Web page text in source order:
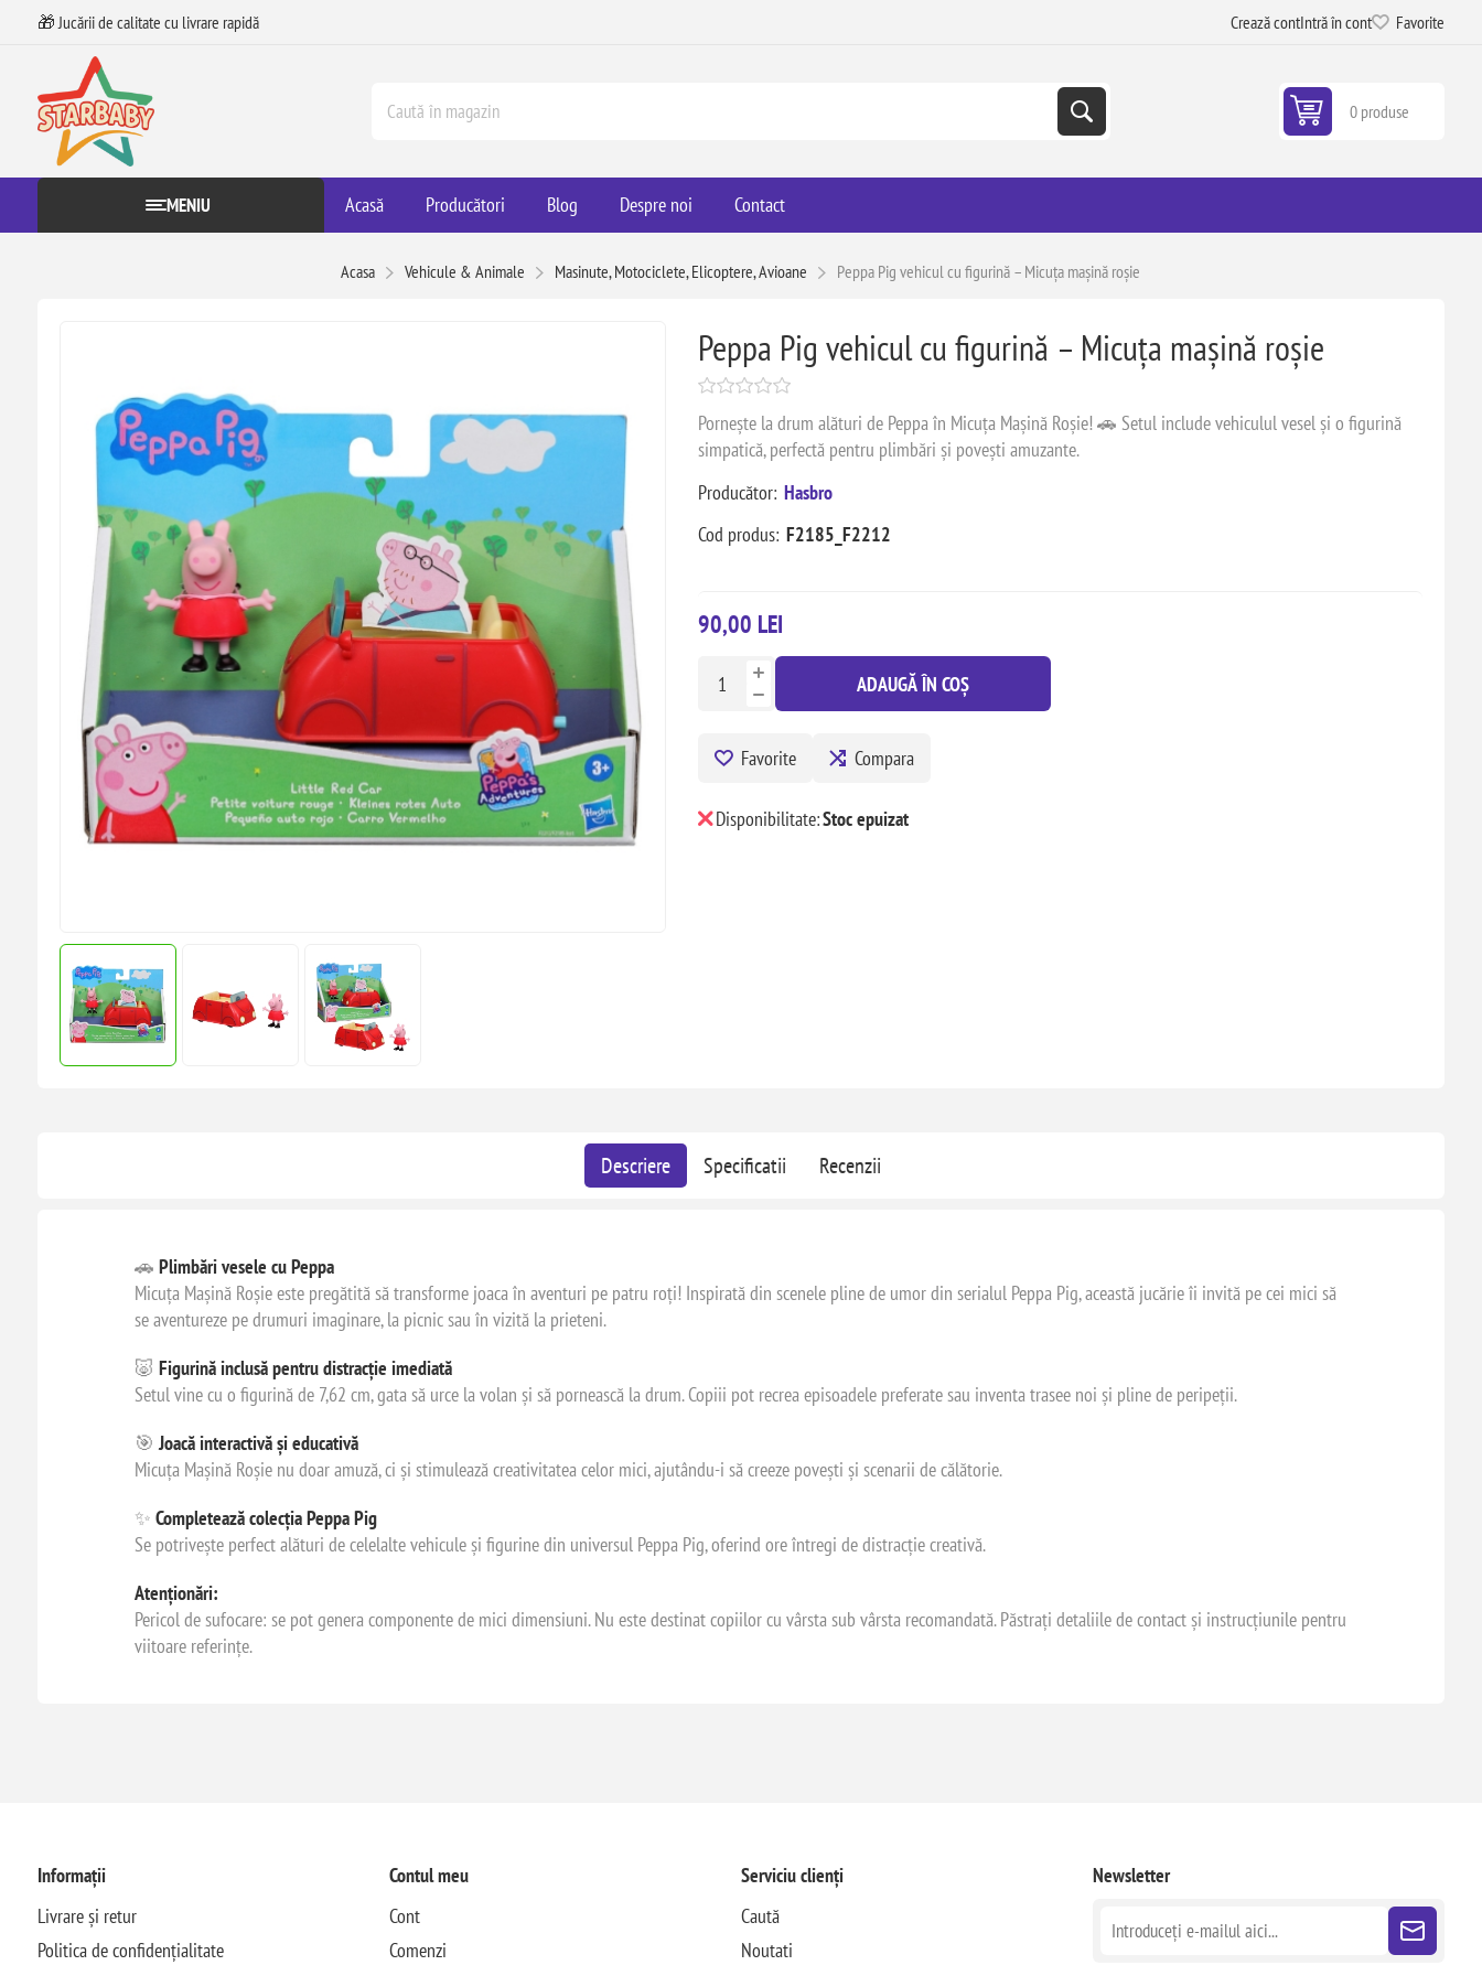
🎁 Jucării de calitate cu livrare rapidă Crează contIntră în cont Favorite
0 produse
MENIU Acasă Producători Blog Despre noi Contact
Acasa Vehicule & Animale Masinute, Motociclete, Elicoptere, Avioane Peppa Pig vehicul cu figurină – Micuța mașină roșie
Peppa Pig vehicul cu figurină – Micuța mașină roșie
Pornește la drum alături de Peppa în Micuța Mașină Roșie! 🚗 Setul include vehiculul vesel și o figurină
simpatică, perfectă pentru plimbări și povești amuzante.
Producător: Hasbro
Cod produs: F2185_F2212
90,00 LEI
ADAUGĂ ÎN COȘ
Favorite Compara
Disponibilitate:Stoc epuizat
Descriere Specificatii Recenzii
🚗 Plimbări vesele cu Peppa
Micuța Mașină Roșie este pregătită să transforme joaca în aventuri pe patru roți! Inspirată din scenele pline de umor din serialul Peppa Pig, această jucărie îi invită pe cei mici să
se aventureze pe drumuri imaginare, la picnic sau în vizită la prieteni.
🐷 Figurină inclusă pentru distracție imediată
Setul vine cu o figurină de 7,62 cm, gata să urce la volan și să pornească la drum. Copiii pot recrea episoadele preferate sau inventa trasee noi și pline de peripeții.
🎯Joacă interactivă și educativă
Micuța Mașină Roșie nu doar amuză, ci și stimulează creativitatea celor mici, ajutându-i să creeze povești și scenarii de călătorie.
✨ Completează colecția Peppa Pig
Se potrivește perfect alături de celelalte vehicule și figurine din universul Peppa Pig, oferind ore întregi de distracție creativă.
Atenționări:
Pericol de sufocare: se pot genera componente de mici dimensiuni. Nu este destinat copiilor cu vârsta sub vârsta recomandată. Păstrați detaliile de contact și instrucțiunile pentru
viitoare referințe.
Informații
Livrare și retur
Politica de confidențialitate
Contul meu
Cont
Comenzi
Serviciu clienți
Caută
Noutati
Newsletter